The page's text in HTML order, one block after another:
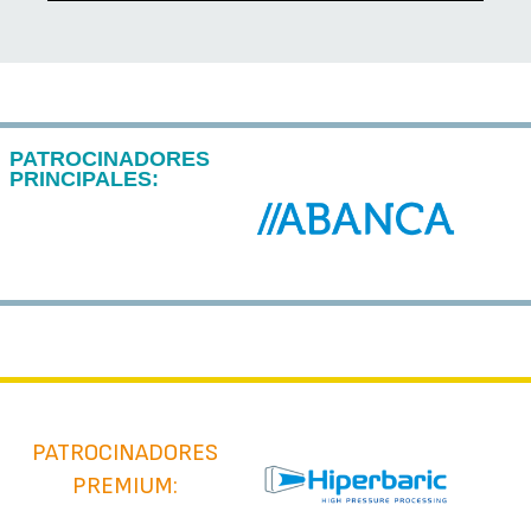
PATROCINADORES
PRINCIPALES:
PATROCINADORES
PREMIUM: